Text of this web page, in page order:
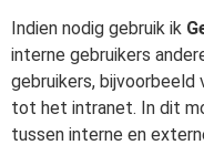
Indien nodig gebruik ik
interne gebruikers
gebruikers,
tot het intranet. In dit
tussen interne en